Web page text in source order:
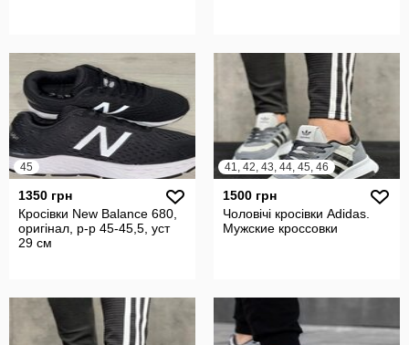
45
1350 грн
Кросівки New Balance 680,
оригінал, р-р 45-45,5, уст
29 см
41, 42, 43, 44, 45, 46
1500 грн
Чоловічі кросівки Adidas.
Мужские кроссовки